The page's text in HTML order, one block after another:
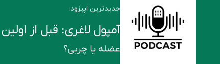
جدیدترین اپیزود:
آمپول لاغری: قبل از اولین تزریق این
عضله یا چربی؟